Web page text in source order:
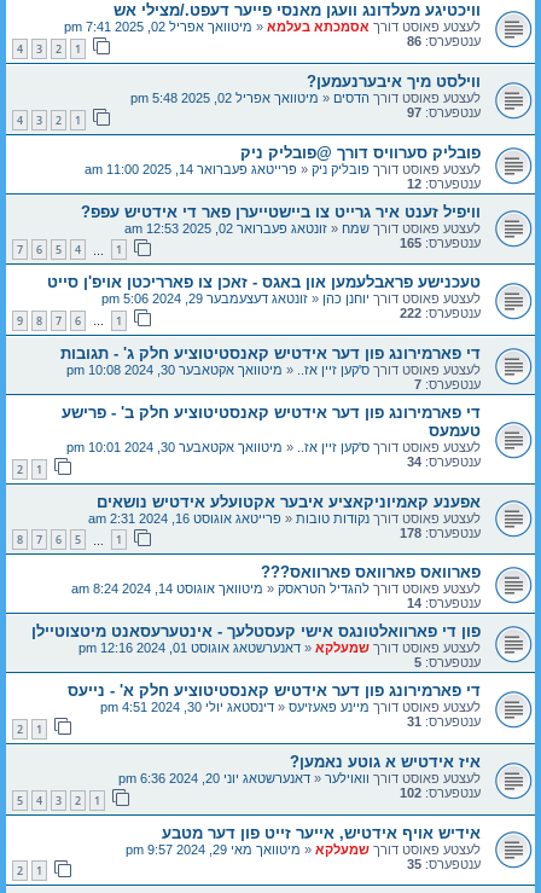
וויכטיגע מעלדונג וועגן מאנסי פייער דעפט./מצילי אש
לעצטע פאוסט דורך אסמכתא בעלמא « מיטוואך אפריל 02, 2025 7:41 pm
ענטפערס: 86
1
2
3
4
ווילסט מיך איבערנעמען?
לעצטע פאוסט דורך הדסים « מיטוואך אפריל 02, 2025 5:48 pm
ענטפערס: 97
1
2
3
4
פובליק סערוויס דורך @פובליק ניק
לעצטע פאוסט דורך פובליק ניק « פרייטאג פעברואר 14, 2025 11:00 am
ענטפערס: 12
וויפיל זענט איר גרייט צו ביישטייערן פאר די אידטיש עפפ?
לעצטע פאוסט דורך שמח « זונטאג פעברואר 02, 2025 12:53 am
ענטפערס: 165
1
4
5
6
7
טעכנישע פראבלעמען און באגס - זאכן צו פארריכטן אויפ'ן סייט
לעצטע פאוסט דורך יוחנן כהן « זונטאג דעצעמבער 29, 2024 5:06 pm
ענטפערס: 222
1
…
6
7
8
9
די פארמירונג פון דער אידטיש קאנסטיטוציע חלק ג' - תגובות
לעצטע פאוסט דורך ס'קען זיין אז.. « מיטוואך אקטאבער 30, 2024 10:08 pm
ענטפערס: 7
די פארמירונג פון דער אידטיש קאנסטיטוציע חלק ב' - פרישע
טעמעס
לעצטע פאוסט דורך ס'קען זיין אז.. « מיטוואך אקטאבער 30, 2024 10:01 pm
ענטפערס: 34
1
2
אפענע קאמיוניקאציע איבער אקטועלע אידטיש נושאים
לעצטע פאוסט דורך נקודות טובות « פרייטאג אוגוסט 16, 2024 2:31 am
ענטפערס: 178
1
5
6
7
8
פארוואס פארוואס פארוואס???
לעצטע פאוסט דורך להגדיל הטראסק « מיטוואך אוגוסט 14, 2024 8:24 am
ענטפערס: 14
פון די פארוואלטונגס אישי קעסטלעך - אינטערעסאנט מיטצוטיילן
לעצטע פאוסט דורך שמעלקא « דאנערשטאג אוגוסט 01, 2024 12:16 pm
ענטפערס: 5
די פארמירונג פון דער אידטיש קאנסטיטוציע חלק א' - נייעס
לעצטע פאוסט דורך מיינע פאעזיעס « דינסטאג יולי 30, 2024 4:51 pm
ענטפערס: 31
1
2
איז אידטיש א גוטע נאמען?
לעצטע פאוסט דורך וואוילער « דאנערשטאג יוני 20, 2024 6:36 pm
ענטפערס: 102
1
2
3
4
5
אידיש אויף אידטיש, אייער זייט פון דער מטבע
לעצטע פאוסט דורך שמעלקא « מיטוואך מאי 29, 2024 9:57 pm
ענטפערס: 35
1
2